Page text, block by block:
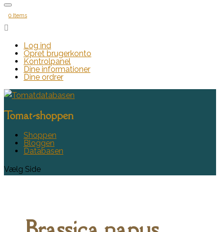
0 Items

Log ind
Opret brugerkonto
Kontrolpanel
Dine informationer
Dine ordrer
Tomat-shoppen
Shoppen
Bloggen
Databasen
Vælg Side